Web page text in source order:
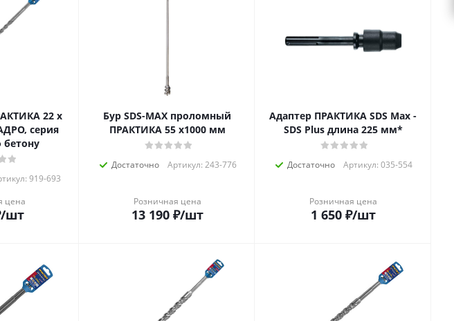
22 х
серия
бетону
919-693
цена
/шт
Бур SDS-MAX проломный
ПРАКТИКА 55 х1000 мм
Достаточно Артикул: 243-776
Розничная цена
13 190₽/шт
Адаптер ПРАКТИКА SDS Max -
SDS Plus длина 225 мм*
Достаточно Артикул: 035-554
Розничная цена
1 650₽/шт